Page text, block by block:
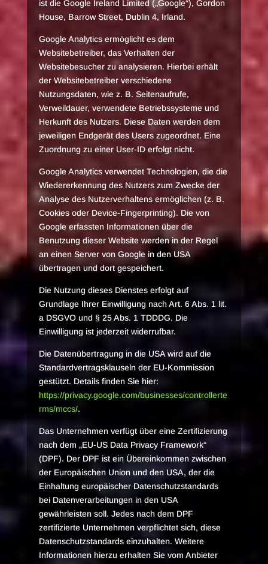
ist die Google Ireland Limited („Google“), Gordon
House, Barrow Street, Dublin 4, Irland.
Google Analytics ermöglicht es dem
Websitebetreiber, das Verhalten der
Websitebesucher zu analysieren. Hierbei erhält
der Websitebetreiber verschiedene
Nutzungsdaten, wie z. B. Seitenaufrufe,
Verweildauer, verwendete Betriebssysteme und
Herkunft des Nutzers. Diese Daten werden dem
jeweiligen Endgerät des Users zugeordnet. Eine
Zuordnung zu einer User-ID erfolgt nicht.
Google Analytics verwendet Technologien, die die
Wiedererkennung des Nutzers zum Zwecke der
Analyse des Nutzerverhaltens ermöglichen (z. B.
Cookies oder Device-Fingerprinting). Die von
Google erfassten Informationen über die
Benutzung dieser Website werden in der Regel
an einen Server von Google in den USA
übertragen und dort gespeichert.
Die Nutzung dieses Dienstes erfolgt auf
Grundlage Ihrer Einwilligung nach Art. 6 Abs. 1 lit.
a DSGVO und § 25 Abs. 1 TDDDG. Die
Einwilligung ist jederzeit widerrufbar.
Die Datenübertragung in die USA wird auf die
Standardvertragsklauseln der EU-Kommission
gestützt. Details finden Sie hier:
https://privacy.google.com/businesses/controllerte
rms/mccs/.
Das Unternehmen verfügt über eine Zertifizierung
nach dem „EU-US Data Privacy Framework“
(DPF). Der DPF ist ein Übereinkommen zwischen
der Europäischen Union und den USA, der die
Einhaltung europäischer Datenschutzstandards
bei Datenverarbeitungen in den USA
gewährleisten soll. Jedes nach dem DPF
zertifizierte Unternehmen verpflichtet sich, diese
Datenschutzstandards einzuhalten. Weitere
Informationen hierzu erhalten Sie vom Anbieter